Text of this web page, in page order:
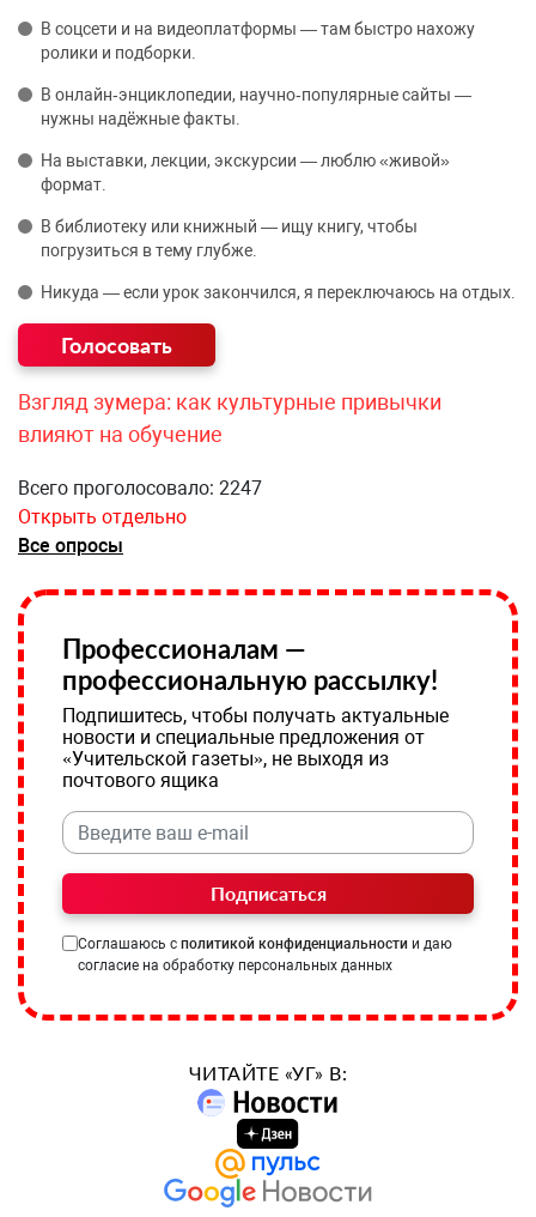
В соцсети и на видеоплатформы — там быстро нахожу
ролики и подборки.
В онлайн‑энциклопедии, научно‑популярные сайты —
нужны надёжные факты.
На выставки, лекции, экскурсии — люблю «живой»
формат.
В библиотеку или книжный — ищу книгу, чтобы
погрузиться в тему глубже.
Никуда — если урок закончился, я переключаюсь на отдых.
Взгляд зумера: как культурные привычки
влияют на обучение
Всего проголосовало: 2247
Открыть отдельно
Все опросы
Профессионалам —
профессиональную рассылку!
Подпишитесь, чтобы получать актуальные
новости и специальные предложения от
«Учительской газеты», не выходя из
почтового ящика
Подписаться
Соглашаюсь с политикой конфиденциальности и даю
согласие на обработку персональных данных
ЧИТАЙТЕ «УГ» В: